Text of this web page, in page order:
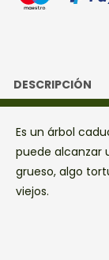
DESCRIPCIÓN
Es un árbol
puede alcanzar
grueso, algo
viejos.